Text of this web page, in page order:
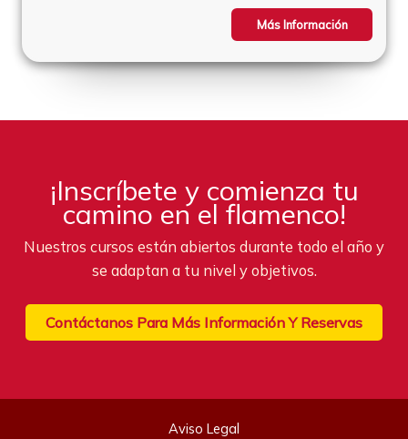
Más Información
¡Inscríbete y comienza tu
camino en el flamenco!
Nuestros cursos están abiertos durante todo el año y
se adaptan a tu nivel y objetivos.
Contáctanos Para Más Información Y Reservas
Aviso Legal